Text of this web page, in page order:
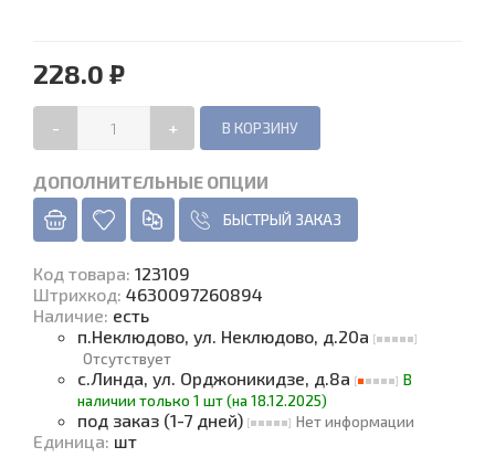
228.0 ₽
- +
ДОПОЛНИТЕЛЬНЫЕ ОПЦИИ
БЫСТРЫЙ ЗАКАЗ
Код товара: 123109
Штрихкод: 4630097260894
Наличие: есть
п.Неклюдово, ул. Неклюдово, д.20а
Отсутствует
с.Линда, ул. Орджоникидзе, д.8а
В
наличии только 1 шт (на 18.12.2025)
под заказ (1-7 дней) Нет информации
Единица: шт